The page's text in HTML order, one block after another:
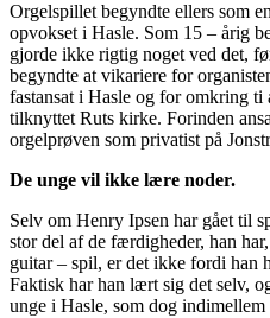
Orgelspillet begyndte ellers som
opvokset i Hasle. Som 15 – årig
gjorde ikke rigtig noget ved det,
begyndte at vikariere for
fastansat i Hasle og for omkring ti
tilknyttet Ruts kirke. Forinden
orgelprøven som privatist på
De unge vil ikke lære noder.
Selv om Henry Ipsen har gået til
stor del af de færdigheder, han
guitar – spil, er det ikke fordi
Faktisk har han lært sig det selv,
unge i Hasle, som dog